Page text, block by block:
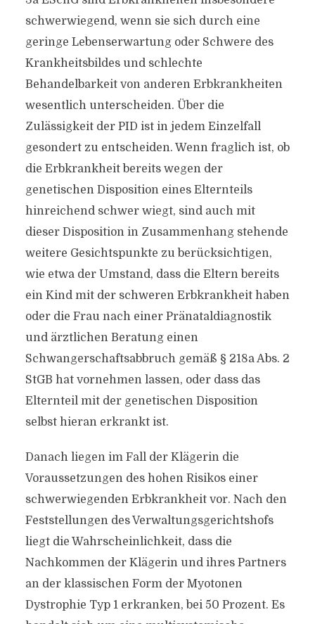
schwerwiegend, wenn sie sich durch eine
geringe Lebenserwartung oder Schwere des
Krankheitsbildes und schlechte
Behandelbarkeit von anderen Erbkrankheiten
wesentlich unterscheiden. Über die
Zulässigkeit der PID ist in jedem Einzelfall
gesondert zu entscheiden. Wenn fraglich ist, ob
die Erbkrankheit bereits wegen der
genetischen Disposition eines Elternteils
hinreichend schwer wiegt, sind auch mit
dieser Disposition in Zusammenhang stehende
weitere Gesichtspunkte zu berücksichtigen,
wie etwa der Umstand, dass die Eltern bereits
ein Kind mit der schweren Erbkrankheit haben
oder die Frau nach einer Pränataldiagnostik
und ärztlichen Beratung einen
Schwangerschaftsabbruch gemäß § 218a Abs. 2
StGB hat vornehmen lassen, oder dass das
Elternteil mit der genetischen Disposition
selbst hieran erkrankt ist.
Danach liegen im Fall der Klägerin die
Voraussetzungen des hohen Risikos einer
schwerwiegenden Erbkrankheit vor. Nach den
Feststellungen des Verwaltungsgerichtshofs
liegt die Wahrscheinlichkeit, dass die
Nachkommen der Klägerin und ihres Partners
an der klassischen Form der Myotonen
Dystrophie Typ 1 erkranken, bei 50 Prozent. Es